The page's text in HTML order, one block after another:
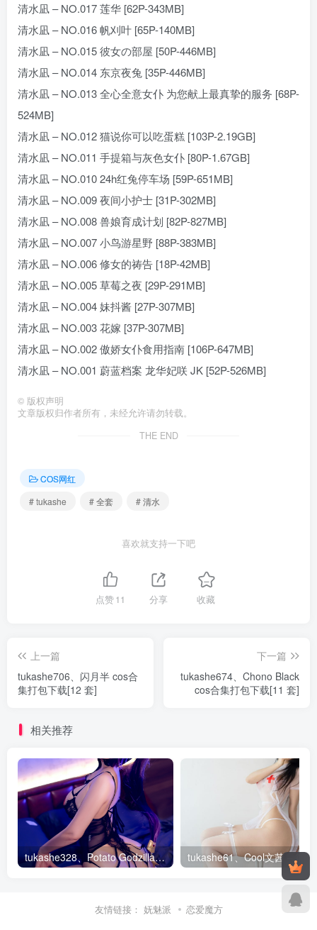
清水凪 – NO.017 莲华 [62P-343MB]
清水凪 – NO.016 帆刈叶 [65P-140MB]
清水凪 – NO.015 彼女の部屋 [50P-446MB]
清水凪 – NO.014 东京夜兔 [35P-446MB]
清水凪 – NO.013 全心全意女仆 为您献上最真挚的服务 [68P-
524MB]
清水凪 – NO.012 猫说你可以吃蛋糕 [103P-2.19GB]
清水凪 – NO.011 手提箱与灰色女仆 [80P-1.67GB]
清水凪 – NO.010 24h红兔停车场 [59P-651MB]
清水凪 – NO.009 夜间小护士 [31P-302MB]
清水凪 – NO.008 兽娘育成计划 [82P-827MB]
清水凪 – NO.007 小鸟游星野 [88P-383MB]
清水凪 – NO.006 修女的祷告 [18P-42MB]
清水凪 – NO.005 草莓之夜 [29P-291MB]
清水凪 – NO.004 妹抖酱 [27P-307MB]
清水凪 – NO.003 花嫁 [37P-307MB]
清水凪 – NO.002 傲娇女仆食用指南 [106P-647MB]
清水凪 – NO.001 蔚蓝档案 龙华妃咲 JK [52P-526MB]
© 版权声明
文章版权归作者所有，未经允许请勿转载。
THE END
COS网红
# tukashe
# 全套 # 清水
喜欢就支持一下吧
点赞11 分享 收藏
上一篇
tukashe706、闪月半 cos合
集打包下载[12 套]
下一篇
tukashe674、Chono Black
cos合集打包下载[11 套]
相关推荐
tukashe328、Potato Godzilla – 全套154期&随包视频
友情链接： 妩魅派
恋爱魔方